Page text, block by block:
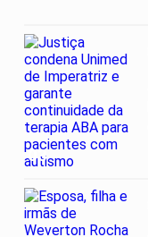
03